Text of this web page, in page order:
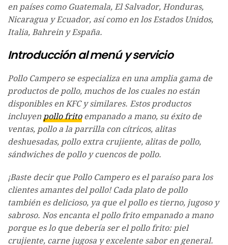
en países como Guatemala, El Salvador, Honduras,
Nicaragua y Ecuador, así como en los Estados Unidos,
Italia, Bahrein y España.
Introducción al menú y servicio
Pollo Campero se especializa en una amplia gama de
productos de pollo, muchos de los cuales no están
disponibles en KFC y similares. Estos productos
incluyen pollo fritoempanado a mano, su éxito de
ventas, pollo a la parrilla con cítricos, alitas
deshuesadas, pollo extra crujiente, alitas de pollo,
sándwiches de pollo y cuencos de pollo.
¡Baste decir que Pollo Campero es el paraíso para los
clientes amantes del pollo! Cada plato de pollo
también es delicioso, ya que el pollo es tierno, jugoso y
sabroso. Nos encanta el pollo frito empanado a mano
porque es lo que debería ser el pollo frito: piel
crujiente, carne jugosa y excelente sabor en general.